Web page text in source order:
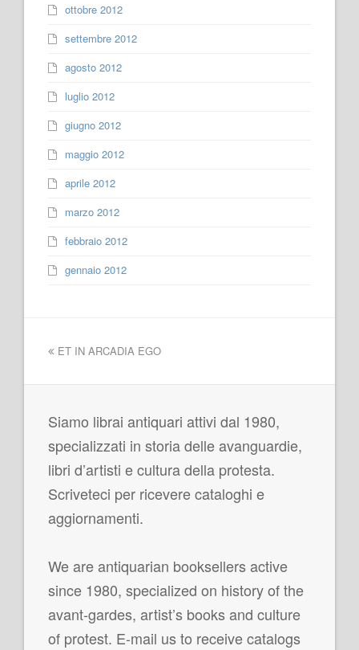
ottobre 2012
settembre 2012
agosto 2012
luglio 2012
giugno 2012
maggio 2012
aprile 2012
marzo 2012
febbraio 2012
gennaio 2012
ET IN ARCADIA EGO
Siamo librai antiquari attivi dal 1980,
specializzati in storia delle avanguardie,
libri d’artisti e cultura della protesta.
Scriveteci per ricevere cataloghi e
aggiornamenti.
We are antiquarian booksellers active
since 1980, specialized on history of the
avant-gardes, artist’s books and culture
of protest. E-mail us to receive catalogs